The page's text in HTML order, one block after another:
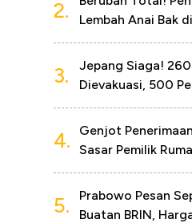
2.
Lembah Anai Bak
3.
Jepang Siaga!
Dievakuasi, 500
4.
Genjot
Sasar Pemilik
5.
Prabowo Pesan
Buatan BRIN,